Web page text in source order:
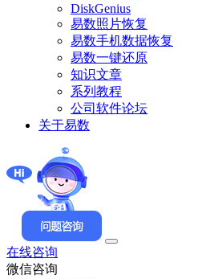
DiskGenius
易数照片恢复
易数手机数据恢复
易数一键还原
知识文章
系列教程
公司软件论坛
关于易数
在线咨询
微信咨询